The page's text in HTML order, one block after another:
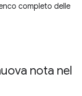
completo delle
nota nel